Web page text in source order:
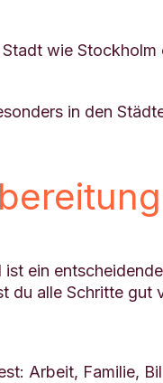
wie
in den
ein
du alle Schritte
Arbeit, Familie,